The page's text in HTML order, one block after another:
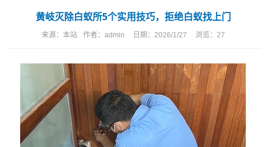
黄岐灭除白蚁所5个实用技巧，拒绝白蚁找上门
来源： 本站 作者： admin 日期： 2026/1/27 浏览： 27